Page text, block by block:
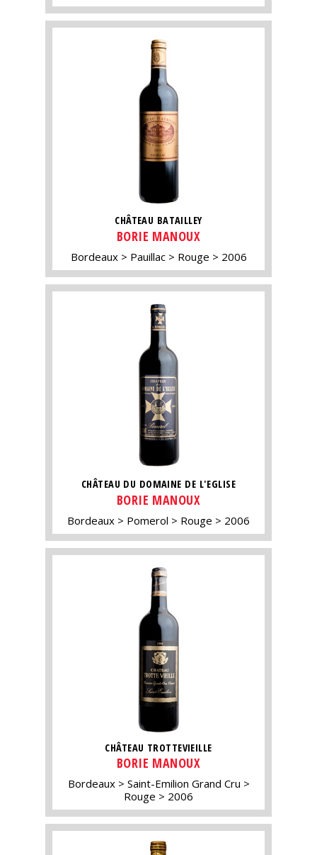
CHÂTEAU BATAILLEY
BORIE MANOUX
Bordeaux Pauillac Rouge 2006
CHÂTEAU DU DOMAINE DE L'EGLISE
BORIE MANOUX
Bordeaux Pomerol Rouge 2006
CHÂTEAU TROTTEVIEILLE
BORIE MANOUX
Bordeaux
Saint-Emilion Grand Cru
Rouge
2006